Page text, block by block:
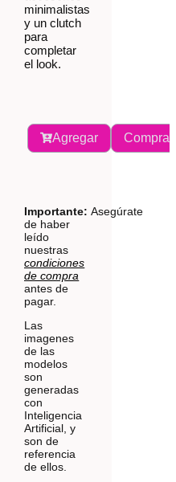
minimalistas
y un clutch
para
completar
el look.
Agregar Comprar
Importante: Asegúrate
de haber
leído
nuestras
condiciones
de compra
antes de
pagar.
Las
imagenes
de las
modelos
son
generadas
con
Inteligencia
Artificial, y
son de
referencia
de ellos.